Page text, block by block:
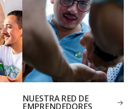
NUESTRA RED DE
EMPRENDEDORES